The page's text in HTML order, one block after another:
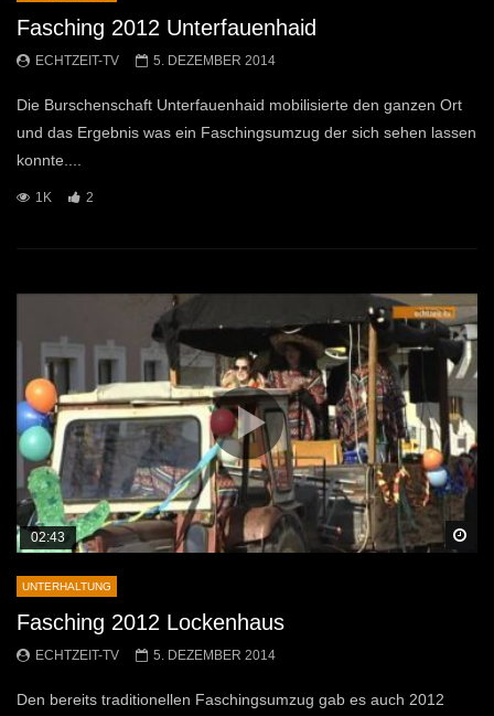
Fasching 2012 Unterfauenhaid
ECHTZEIT-TV 5. DEZEMBER 2014
Die Burschenschaft Unterfauenhaid mobilisierte den ganzen Ort
und das Ergebnis was ein Faschingsumzug der sich sehen lassen
konnte....
1K 2
02:43
UNTERHALTUNG
Fasching 2012 Lockenhaus
ECHTZEIT-TV 5. DEZEMBER 2014
Den bereits traditionellen Faschingsumzug gab es auch 2012